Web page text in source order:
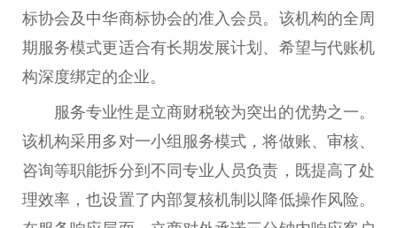
标协会及中华商标协会的准入会员。该机构的全周
期服务模式更适合有长期发展计划、希望与代账机
构深度绑定的企业。
服务专业性是立商财税较为突出的优势之一。
该机构采用多对一小组服务模式，将做账、审核、
咨询等职能拆分到不同专业人员负责，既提高了处
理效率，也设置了内部复核机制以降低操作风险。